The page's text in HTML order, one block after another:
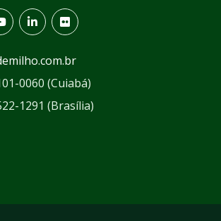
0060 (Cuiabá)
1291 (Brasília)